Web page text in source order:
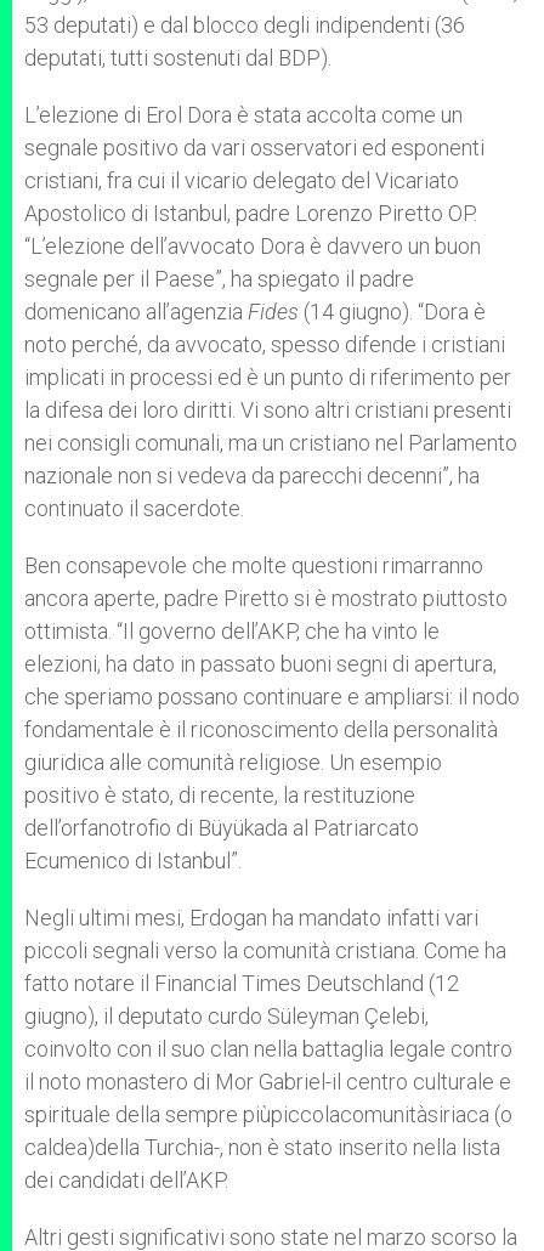
53 deputati) e dal blocco degli indipendenti (36
deputati, tutti sostenuti dal BDP).
L’elezione di Erol Dora è stata accolta come un
segnale positivo da vari osservatori ed esponenti
cristiani, fra cui il vicario delegato del Vicariato
Apostolico di Istanbul, padre Lorenzo Piretto OP.
“L’elezione dell’avvocato Dora è davvero un buon
segnale per il Paese”, ha spiegato il padre
domenicano all’agenzia Fides (14 giugno). “Dora è
noto perché, da avvocato, spesso difende i cristiani
implicati in processi ed è un punto di riferimento per
la difesa dei loro diritti. Vi sono altri cristiani presenti
nei consigli comunali, ma un cristiano nel Parlamento
nazionale non si vedeva da parecchi decenni”, ha
continuato il sacerdote.
Ben consapevole che molte questioni rimarranno
ancora aperte, padre Piretto si è mostrato piuttosto
ottimista. “Il governo dell’AKP, che ha vinto le
elezioni, ha dato in passato buoni segni di apertura,
che speriamo possano continuare e ampliarsi: il nodo
fondamentale è il riconoscimento della personalità
giuridica alle comunità religiose. Un esempio
positivo è stato, di recente, la restituzione
dell’orfanotrofio di Büyükada al Patriarcato
Ecumenico di Istanbul”.
Negli ultimi mesi, Erdogan ha mandato infatti vari
piccoli segnali verso la comunità cristiana. Come ha
fatto notare il Financial Times Deutschland (12
giugno), il deputato curdo Süleyman Çelebi,
coinvolto con il suo clan nella battaglia legale contro
il noto monastero di Mor Gabriel-il centro culturale e
spirituale della sempre piùpiccolacomunitàsiriaca (o
caldea)della Turchia-, non è stato inserito nella lista
dei candidati dell’AKP.
Altri gesti significativi sono state nel marzo scorso la